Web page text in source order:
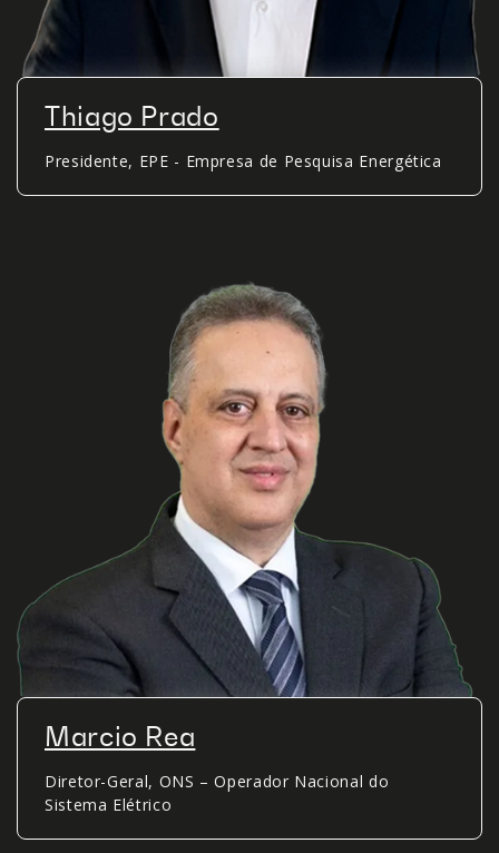
Thiago Prado
Presidente, EPE - Empresa de Pesquisa Energética
Marcio Rea
Diretor-Geral, ONS – Operador Nacional do
Sistema Elétrico